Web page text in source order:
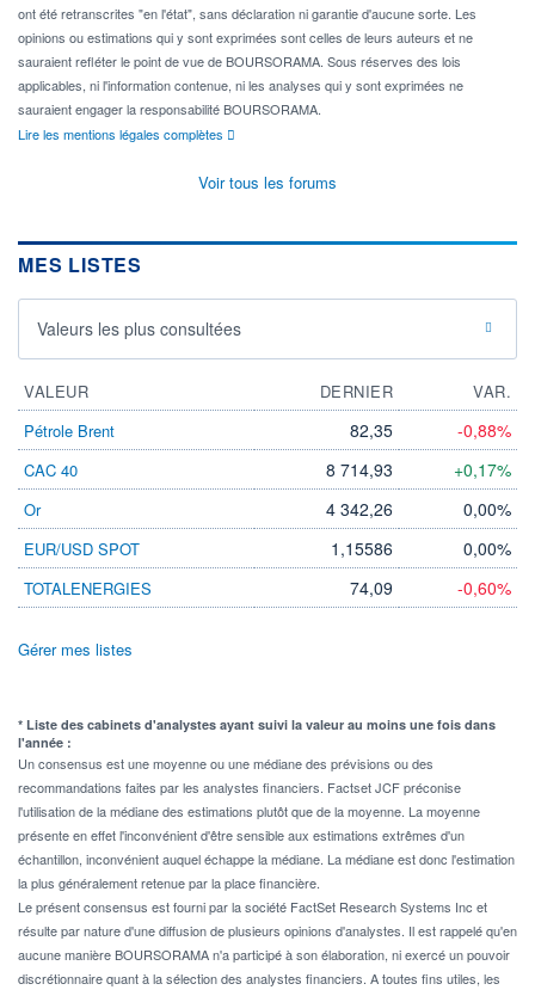
ont été retranscrites "en l'état", sans déclaration ni garantie d'aucune sorte. Les
opinions ou estimations qui y sont exprimées sont celles de leurs auteurs et ne
sauraient refléter le point de vue de BOURSORAMA. Sous réserves des lois
applicables, ni l'information contenue, ni les analyses qui y sont exprimées ne
sauraient engager la responsabilité BOURSORAMA.
Lire les mentions légales complètes
Voir tous les forums
MES LISTES
Valeurs les plus consultées
VALEUR DERNIER
VAR.
Pétrole Brent
82,35 -0,88%
CAC 40 8 714,93 +0,17%
Or 4 342,26 0,00%
EUR/USD SPOT 1,15586 0,00%
TOTALENERGIES 74,09 -0,60%
Gérer mes listes
* Liste des cabinets d'analystes ayant suivi la valeur au moins une fois dans
l'année :
Un consensus est une moyenne ou une médiane des prévisions ou des
recommandations faites par les analystes financiers. Factset JCF préconise
l'utilisation de la médiane des estimations plutôt que de la moyenne. La moyenne
présente en effet l'inconvénient d'être sensible aux estimations extrêmes d'un
échantillon, inconvénient auquel échappe la médiane. La médiane est donc l'estimation
la plus généralement retenue par la place financière.
Le présent consensus est fourni par la société FactSet Research Systems Inc et
résulte par nature d'une diffusion de plusieurs opinions d'analystes. Il est rappelé qu'en
aucune manière BOURSORAMA n'a participé à son élaboration, ni exercé un pouvoir
discrétionnaire quant à la sélection des analystes financiers. A toutes fins utiles, les